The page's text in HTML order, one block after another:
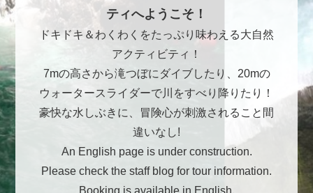
ティへようこそ！
ドキドキ＆わくわくをたっぷり味わえる大自然
アクティビティ！
7mの高さから滝つぼにダイブしたり、20mの
ウォータースライダーで川をすべり降りたり！
豪快な水しぶきに、冒険心が刺激されること間
違いなし!
An English page is under construction.
Please check the staff blog for tour information.